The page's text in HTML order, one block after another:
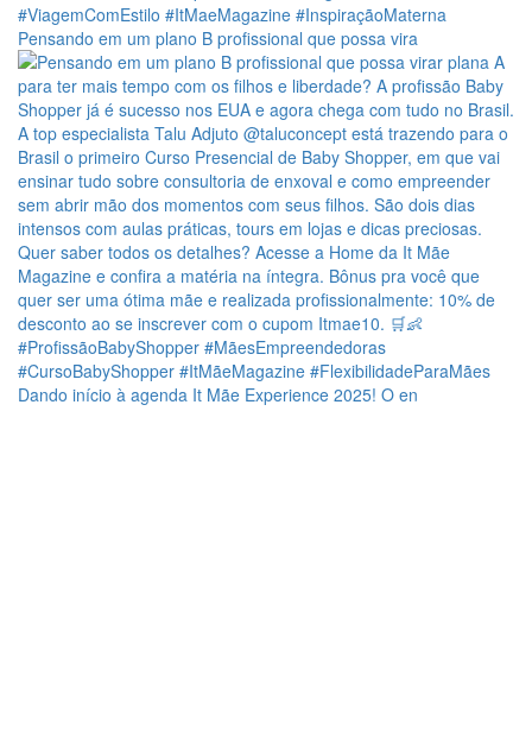
Pensando em um plano B profissional que possa vira
Dando início à agenda It Mãe Experience 2025! O en